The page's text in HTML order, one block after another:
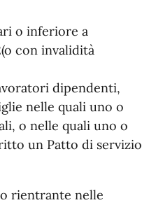
o inferiore a
con invalidità
dipendenti,
nelle quali uno o
o nelle quali uno o
un Patto di servizio
rientrante nelle